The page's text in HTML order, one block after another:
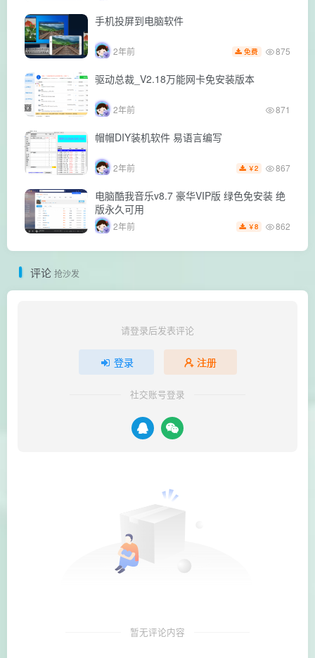
手机投屏到电脑软件
2年前 免费 875
驱动总裁_V2.18万能网卡免安装版本
2年前 871
帽帽DIY装机软件 易语言编写
2年前 ￥2 867
电脑酷我音乐v8.7 豪华VIP版 绿色免安装 绝
版永久可用
2年前 ￥8 862
评论 抢沙发
请登录后发表评论
登录 注册
社交账号登录
暂无评论内容